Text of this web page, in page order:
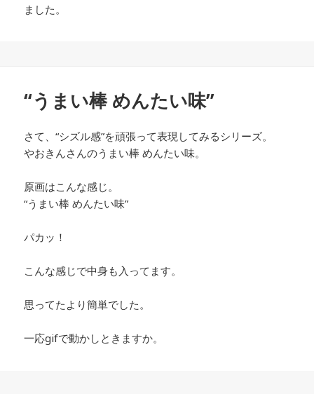
ました。
“うまい棒 めんたい味”
さて、“シズル感”を頑張って表現してみるシリーズ。
やおきんさんのうまい棒 めんたい味。
原画はこんな感じ。
“うまい棒 めんたい味”
パカッ！
こんな感じで中身も入ってます。
思ってたより簡単でした。
一応gifで動かしときますか。